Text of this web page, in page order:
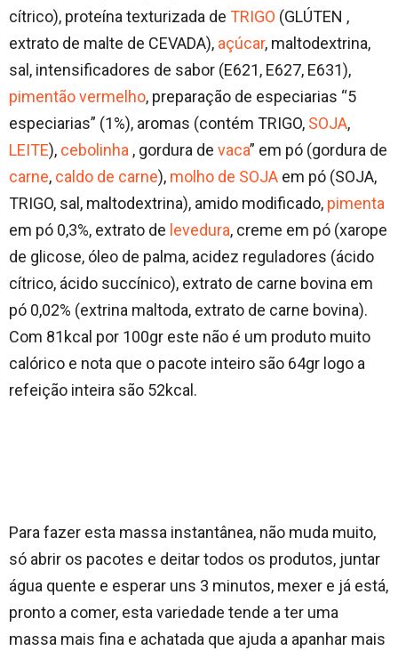
cítrico), proteína texturizada de TRIGO (GLÚTEN ,
extrato de malte de CEVADA), açúcar, maltodextrina,
sal, intensificadores de sabor (E621, E627, E631),
pimentão vermelho, preparação de especiarias “5
especiarias” (1%), aromas (contém TRIGO, SOJA,
LEITE), cebolinha , gordura de vaca” em pó (gordura de
carne, caldo de carne), molho de SOJA em pó (SOJA,
TRIGO, sal, maltodextrina), amido modificado, pimenta
em pó 0,3%, extrato de levedura, creme em pó (xarope
de glicose, óleo de palma, acidez reguladores (ácido
cítrico, ácido succínico), extrato de carne bovina em
pó 0,02% (extrina maltoda, extrato de carne bovina).
Com 81kcal por 100gr este não é um produto muito
calórico e nota que o pacote inteiro são 64gr logo a
refeição inteira são 52kcal.
Para fazer esta massa instantânea, não muda muito,
só abrir os pacotes e deitar todos os produtos, juntar
água quente e esperar uns 3 minutos, mexer e já está,
pronto a comer, esta variedade tende a ter uma
massa mais fina e achatada que ajuda a apanhar mais